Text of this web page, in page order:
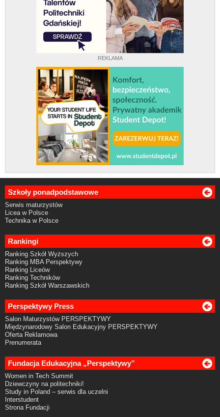
REKLAMA
Szkoły ponadpodstawowe
Serwis maturzystów
Licea w Polsce
Technika w Polsce
Rankingi
Ranking Szkół Wyższych
Ranking MBA Perspektywy
Ranking Liceów
Ranking Techników
Ranking Szkół Warszawskich
Perspektywy Press
Salon Maturzystów PERSPEKTYWY
Międzynarodowy Salon Edukacyjny PERSPEKTYWY
Oferta Reklamowa
Prenumerata
Fundacja Edukacyjna „Perspektywy”
Women in Tech Summit
Dziewczyny na politechniki!
Study in Poland – serwis dla uczelni
Interstudent
Strona Fundacji